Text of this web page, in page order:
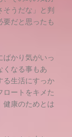
うだな」と判
要だと思ったも
ばかり気がいっ
くなる事もあ
る生活にすっか
ロートをキメた
健康のためとは